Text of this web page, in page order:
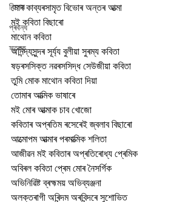
বিশেষ
প্ৰবন্ধ
স্তৱক
মোৰ কাব্যৰসামৃত বিভোৰ অন্তৰ আত্মা
মই কবিতা বিছাৰো
মাথোন কবিতা
অনিন্দ্যসুন্দৰ সূৰ্য্য বুলীয়া সুৰম্য কবিতা
ষড়ৰসসিক্ত নৱৰসসিদ্ধ সেউজীয়া কবিতা
তুমি মোক মাথোন কবিতা দিয়া
তোমাৰ আত্মিক ভাষাৰে
মই মোৰ আত্মাক চাব খোজো
কবিতাৰ অপ্ৰতিম ৰসেৰেই জ্বলাব বিছাৰো
আত্মোপম আত্মাৰ পৰমাত্মিক শলিতা
আজীৱন মই কবিতাৰ অপ্ৰতিৰোধ্য প্ৰেমিক
অবিৰল কবিতা প্ৰেম মোৰ নৈসৰ্গিক
অভিনিৱিষ্ট ব্ৰহ্মময় অভিব্যঞ্জনা
অলক্তৰাগী অৰিন্দম অৰবিন্দৰে সুশোভিত